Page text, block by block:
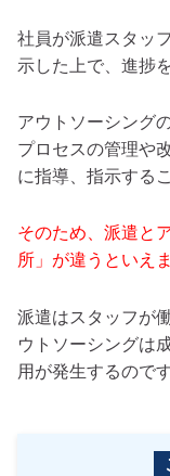
社員が派遣スタッ
示した上で、進捗
アウトソーシング
プロセスの管理や
に指導、指示する
そのため、派遣と
所」が違うといえ
派遣はスタッフが
ウトソーシングは
用が発生するのです